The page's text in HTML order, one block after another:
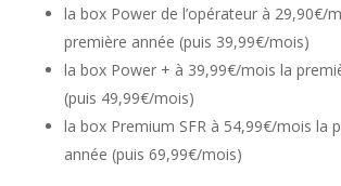
la box Power de l’opérateur à 29,90€/
première année (puis 39,99€/mois)
la box Power + à 39,99€/mois la
(puis 49,99€/mois)
la box Premium SFR à 54,99€/mois la
année (puis 69,99€/mois)